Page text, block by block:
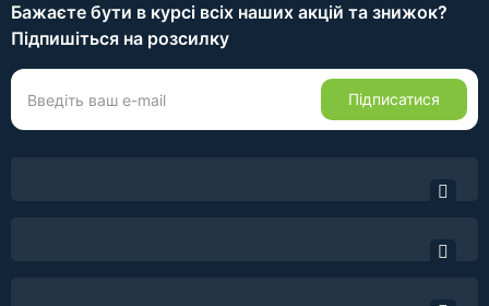
Бажаєте бути в курсі всіх наших акцій та знижок?
Підпишіться на розсилку
Підписатися